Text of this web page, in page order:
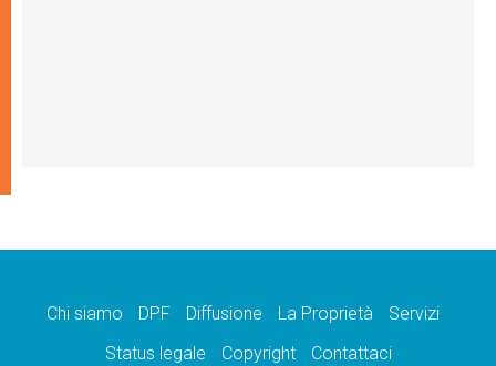
Chi siamo DPF Diffusione La Proprietà
Servizi
Status legale
Copyright Contattaci